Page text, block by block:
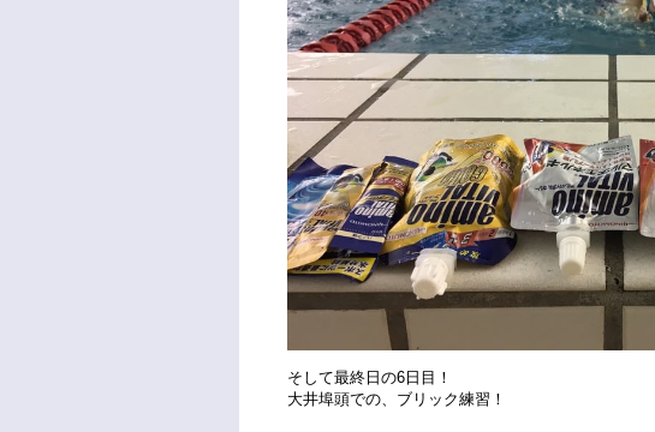
そして最終日の6日目！
大井埠頭での、ブリック練習！